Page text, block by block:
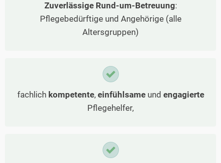
Zuverlässige Rund-um-Betreuung:
Pflegebedürftige und Angehörige (alle
Altersgruppen)
fachlich kompetente, einfühlsameund engagierte
Pflegehelfer,